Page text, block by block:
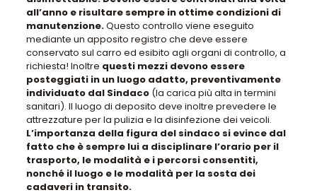
all’anno e risultare sempre in ottime condizioni di
manutenzione.Questo controllo viene eseguito
mediante un apposito registro che deve essere
conservato sul carro ed esibito agli organi di controllo, a
richiesta! Inoltre questi mezzi devono essere
posteggiati in un luogo adatto, preventivamente
individuato dal Sindaco(la carica più alta in termini
sanitari). Il luogo di deposito deve inoltre prevedere le
attrezzature per la pulizia e la disinfezione dei veicoli.
L’importanza della figura del sindaco si evince dal
fatto che è sempre lui a disciplinare l’orario per il
trasporto, le modalità e i percorsi consentiti,
nonché il luogo e le modalità per la sosta dei
cadaveri in transito.